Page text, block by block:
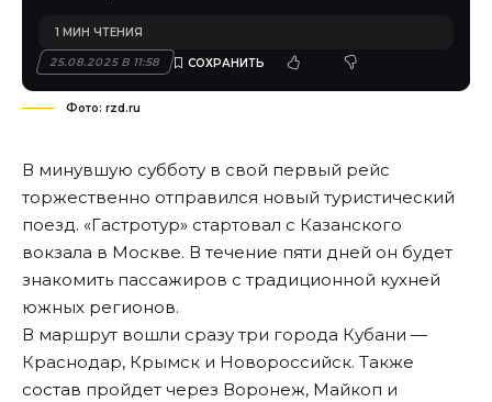
25.08.2025 В 11:58
1 МИН ЧТЕНИЯ
Фото: rzd.ru
В минувшую субботу в свой первый рейс
торжественно отправился новый туристический
поезд. «Гастротур» стартовал с Казанского
вокзала в Москве. В течение пяти дней он будет
знакомить пассажиров с традиционной кухней
южных регионов.
В маршрут вошли сразу три города Кубани —
Краснодар, Крымск и Новороссийск. Также
состав пройдет через Воронеж, Майкоп и